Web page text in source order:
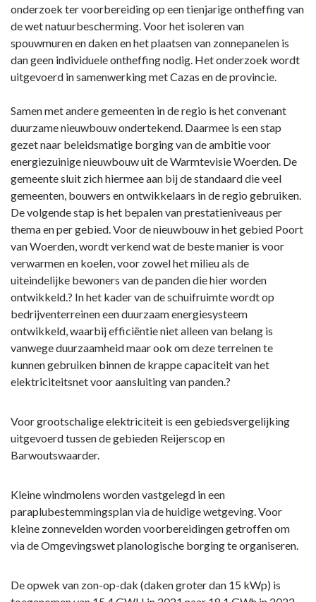
onderzoek ter voorbereiding op een tienjarige ontheffing van
de wet natuurbescherming. Voor het isoleren van
spouwmuren en daken en het plaatsen van zonnepanelen is
dan geen individuele ontheffing nodig. Het onderzoek wordt
uitgevoerd in samenwerking met Cazas en de provincie.
Samen met andere gemeenten in de regio is het convenant
duurzame nieuwbouw ondertekend. Daarmee is een stap
gezet naar beleidsmatige borging van de ambitie voor
energiezuinige nieuwbouw uit de Warmtevisie Woerden. De
gemeente sluit zich hiermee aan bij de standaard die veel
gemeenten, bouwers en ontwikkelaars in de regio gebruiken.
De volgende stap is het bepalen van prestatieniveaus per
thema en per gebied. Voor de nieuwbouw in het gebied Poort
van Woerden, wordt verkend wat de beste manier is voor
verwarmen en koelen, voor zowel het milieu als de
uiteindelijke bewoners van de panden die hier worden
ontwikkeld.? In het kader van de schuifruimte wordt op
bedrijventerreinen een duurzaam energiesysteem
ontwikkeld, waarbij efficiëntie niet alleen van belang is
vanwege duurzaamheid maar ook om deze terreinen te
kunnen gebruiken binnen de krappe capaciteit van het
elektriciteitsnet voor aansluiting van panden.?
Voor grootschalige elektriciteit is een gebiedsvergelijking
uitgevoerd tussen de gebieden Reijerscop en
Barwoutswaarder.
Kleine windmolens worden vastgelegd in een
paraplubestemmingsplan via de huidige wetgeving. Voor
kleine zonnevelden worden voorbereidingen getroffen om
via de Omgevingswet planologische borging te organiseren.
De opwek van zon-op-dak (daken groter dan 15 kWp) is